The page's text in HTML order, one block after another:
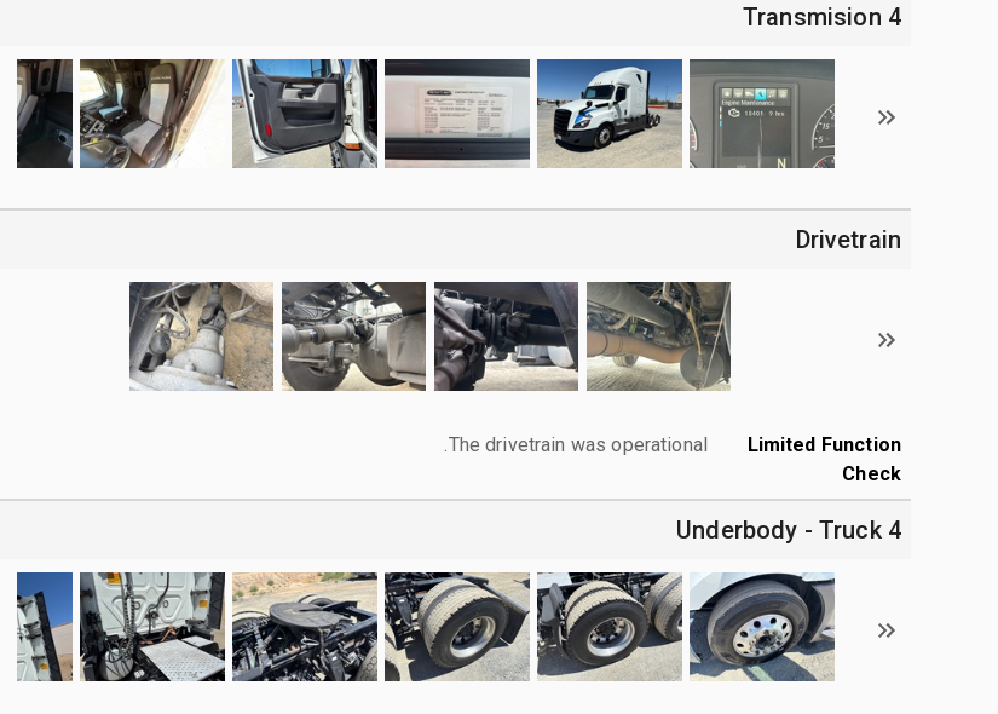
4 Transmision
Drivetrain
Limited Function
Check
The drivetrain was operational.
4 Underbody - Truck